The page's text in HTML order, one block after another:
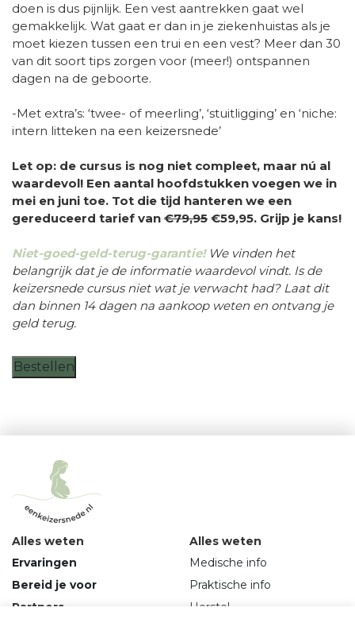
doen is dus pijnlijk. Een vest aantrekken gaat wel
gemakkelijk. Wat gaat er dan in je ziekenhuistas als je
moet kiezen tussen een trui en een vest? Meer dan 30
van dit soort tips zorgen voor (meer!) ontspannen
dagen na de geboorte.
-Met extra’s: ‘twee- of meerling’, ‘stuitligging’ en ‘niche:
intern litteken na een keizersnede’
Let op: de cursus is nog niet compleet, maar nú al
waardevol! Een aantal hoofdstukken voegen we in
mei en juni toe. Tot die tijd hanteren we een
gereduceerd tarief van €79,95 €59,95. Grijp je kans!
Niet-goed-geld-terug-garantie!We vinden het
belangrijk dat je de informatie waardevol vindt. Is de
keizersnede cursus niet wat je verwacht had? Laat dit
dan binnen 14 dagen na aankoop weten en ontvang je
geld terug.
Bestellen
Alles weten
Ervaringen
Bereid je voor
Partners
Alles weten
Medische info
Praktische info
Herstel